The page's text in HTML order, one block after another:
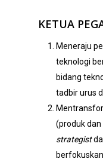
KETUA
Meneraju
teknologi
bidang
tadbir urus
(produk
strategist